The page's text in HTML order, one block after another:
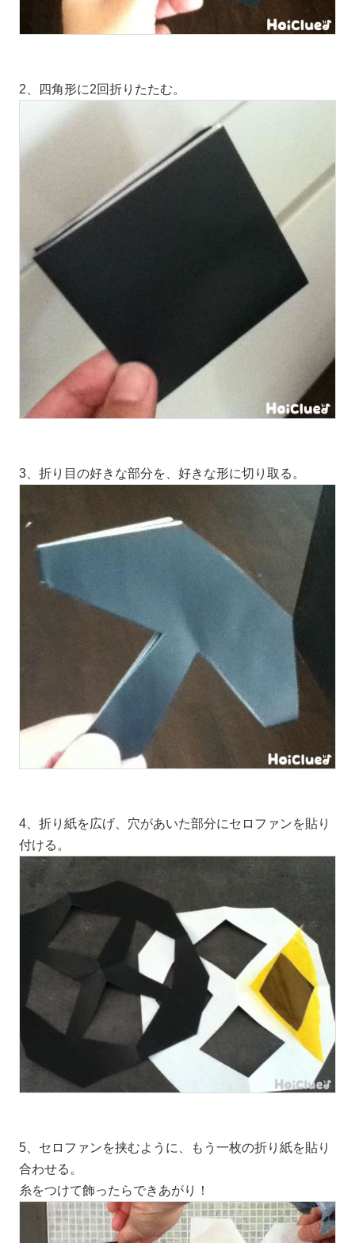
2、四角形に2回折りたたむ。
3、折り目の好きな部分を、好きな形に切り取る。
4、折り紙を広げ、穴があいた部分にセロファンを貼り
付ける。
5、セロファンを挟むように、もう一枚の折り紙を貼り
合わせる。
糸をつけて飾ったらできあがり！